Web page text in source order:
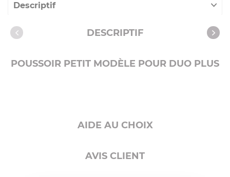
Descriptif
Caractéristiques DESCRIPTIF
POUSSOIR PETIT MODÈLE POUR DUO PLUS
AIDE AU CHOIX
AVIS CLIENT